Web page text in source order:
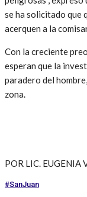
se ha solicitado que
acerquen a la
Con la creciente
esperan que la
paradero del
zona.
POR LIC. EUGENIA
#SanJuan